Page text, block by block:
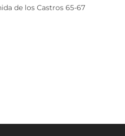
de los Castros 65-67